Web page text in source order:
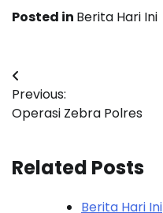
Posted in Berita Hari Ini
Post
navigation
Previous:
Operasi Zebra Polres
Related Posts
Berita Hari Ini